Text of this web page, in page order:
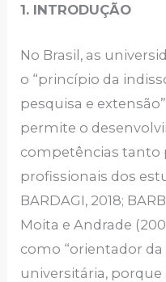
1. INTRODUÇÃO
No Brasil, as
o “princípio da
pesquisa e
permite o
competências tanto
profissionais dos
BARDAGI, 2018;
Moita e Andrade
como “orientador
universitária,